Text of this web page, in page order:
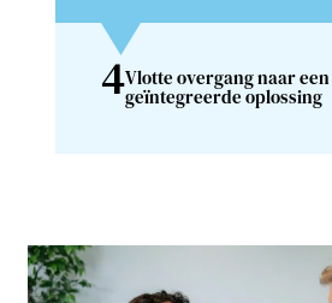
4Vlotte overgang naar een
geïntegreerde oplossing